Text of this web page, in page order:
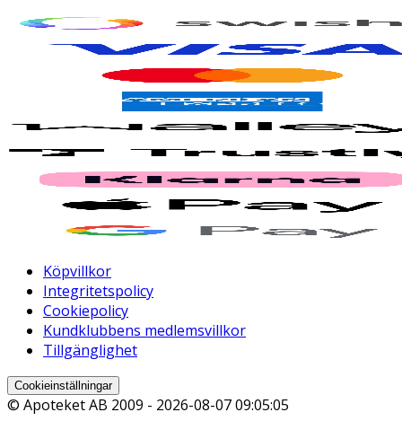
Köpvillkor
Integritetspolicy
Cookiepolicy
Kundklubbens medlemsvillkor
Tillgänglighet
Cookieinställningar
© Apoteket AB 2009 - 2026-08-07 09:05:05